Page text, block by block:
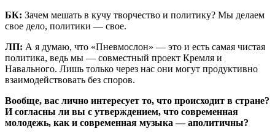
БК: Зачем мешать в кучу творчество и политику? Мы делаем
свое дело, политики — свое.
ЛП: А я думаю, что «Пневмослон» — это и есть самая чистая
политика, ведь мы — совместный проект Кремля и
Навального. Лишь только через нас они могут продуктивно
взаимодействовать без споров.
Вообще, вас лично интересует то, что происходит в стране?
И согласны ли вы с утверждением, что современная
молодежь, как и современная музыка — аполитичны?